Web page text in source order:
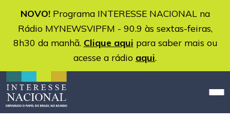
NOVO!Programa INTERESSE NACIONAL na
Rádio MYNEWSVIPFM - 90.9 às sextas-feiras,
8h30 da manhã. Clique aqui para saber mais ou
acesse a rádio aqui.